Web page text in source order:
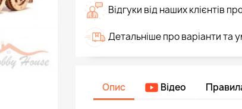
Відгуки від наших клієнтів
Детальніше про варіанти та
Опис Відео